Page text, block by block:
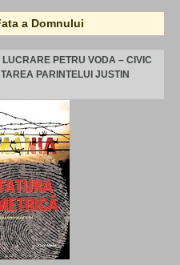
a Domnului
PETRU VODA – CIVIC
PARINTELUI JUSTIN